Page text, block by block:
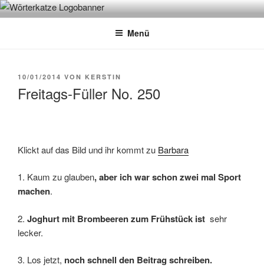
Zum
InhaltWÖRTERKATZE
Von Büchern erzählen
Menü
VERÖFFENTLICHT
10/01/2014 VON KERSTIN
Freitags-Füller No. 250
Klickt auf das Bild und ihr kommt zu Barbara
1. Kaum zu glauben, aber ich war schon zwei mal Sport
machen.
2. Joghurt mit Brombeeren zum Frühstück ist sehr
lecker.
3. Los jetzt, noch schnell den Beitrag schreiben.